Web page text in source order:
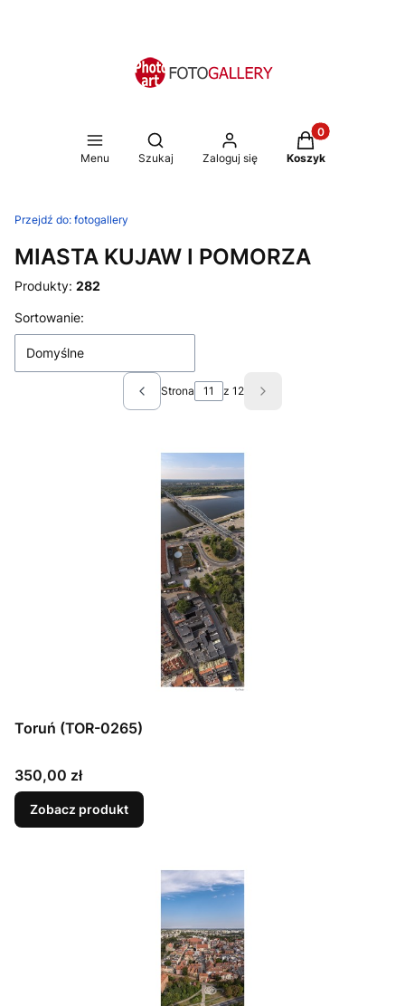
Menu
Otwórz wyszukiwarkę
Szukaj Zaloguj się
Produkty w
Koszyk
Przejdź do: fotogallery
MIASTA KUJAW I POMORZA
Produkty: 282
Lista produktów
Sortowanie:
Domyślne
Poprzednie produkty
Strona z 12 Następne produkty
Toruń (TOR-0265)
Cena
350,00 zł
Zobacz produkt